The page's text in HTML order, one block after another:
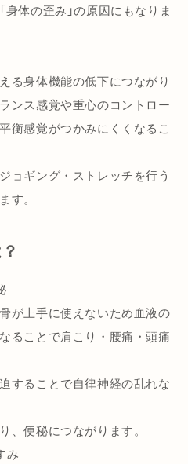
体の歪み」の原因にもなりま
る身体機能の低下につながり
ンス感覚や重心のコントロー
衡感覚がつかみにくくなるこ
ョギング・ストレッチを行う
す。
が上手に使えないため血液の
ることで肩こり・腰痛・頭痛
することで自律神経の乱れな
、便秘につながります。
み